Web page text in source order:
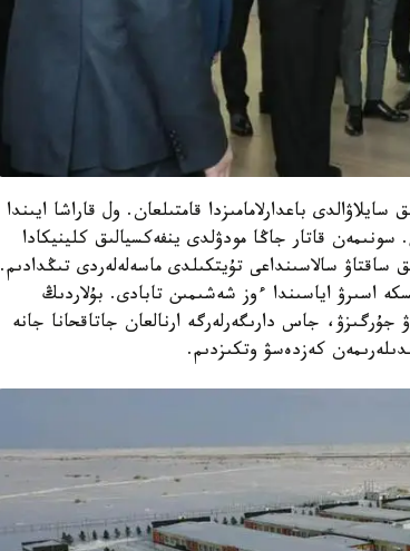
باعدارلامامىزدا قامتىلعان. ول قاراشا ايىندا
سونىمەن قاتار جاڭا مودۋلدى ينفەكسيالىق كلينيكادا
ساقتاۋ سالاسىنداعى تۇيتكىلدى ماسەلەلەردى تىڭدادىم.
اسىرۋ اياسىندا ءوز شەشىمىن تابادى. بۇلاردىڭ
جۇرگىزۋ، جاس دارىگەرلەرگە ارنالعان جاتاقحانا جانە
كەزدەسۋ وتكىزدىم.